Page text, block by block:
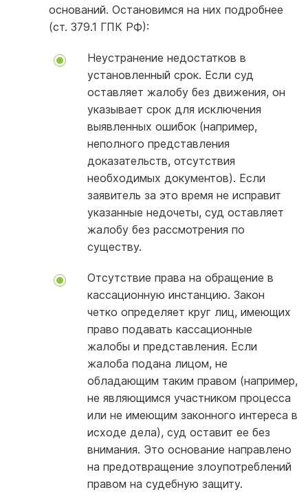
оснований. Остановимся на них подробнее
(ст. 379.1 ГПК РФ):
Неустранение недостатков в
установленный срок. Если суд
оставляет жалобу без движения, он
указывает срок для исключения
выявленных ошибок (например,
неполного представления
доказательств, отсутствия
необходимых документов). Если
заявитель за это время не исправит
указанные недочеты, суд оставляет
жалобу без рассмотрения по
существу.
Отсутствие права на обращение в
кассационную инстанцию. Закон
четко определяет круг лиц, имеющих
право подавать кассационные
жалобы и представления. Если
жалоба подана лицом, не
обладающим таким правом (например,
не являющимся участником процесса
или не имеющим законного интереса в
исходе дела), суд оставит ее без
внимания. Это основание направлено
на предотвращение злоупотреблений
правом на судебную защиту.